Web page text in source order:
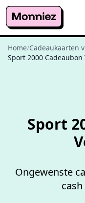
Home/Cadeaukaarten
Sport 2000 Cadeaubon
Sport
Ongewenste